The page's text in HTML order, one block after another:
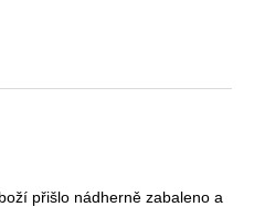
je 5 z 5 hvězdiček.
je 5 z 5 hvězdiček.
přišlo nádherně zabaleno a